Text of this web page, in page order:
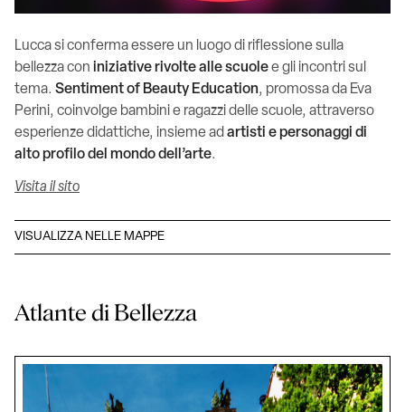
Lucca si conferma essere un luogo di riflessione sulla
bellezza con iniziative rivolte alle scuolee gli incontri sul
tema. Sentiment of Beauty Education, promossa da Eva
Perini, coinvolge bambini e ragazzi delle scuole, attraverso
esperienze didattiche, insieme ad artisti e personaggi di
alto profilo del mondo dell’arte.
Visita il sito
VISUALIZZA NELLE MAPPE
Atlante di Bellezza